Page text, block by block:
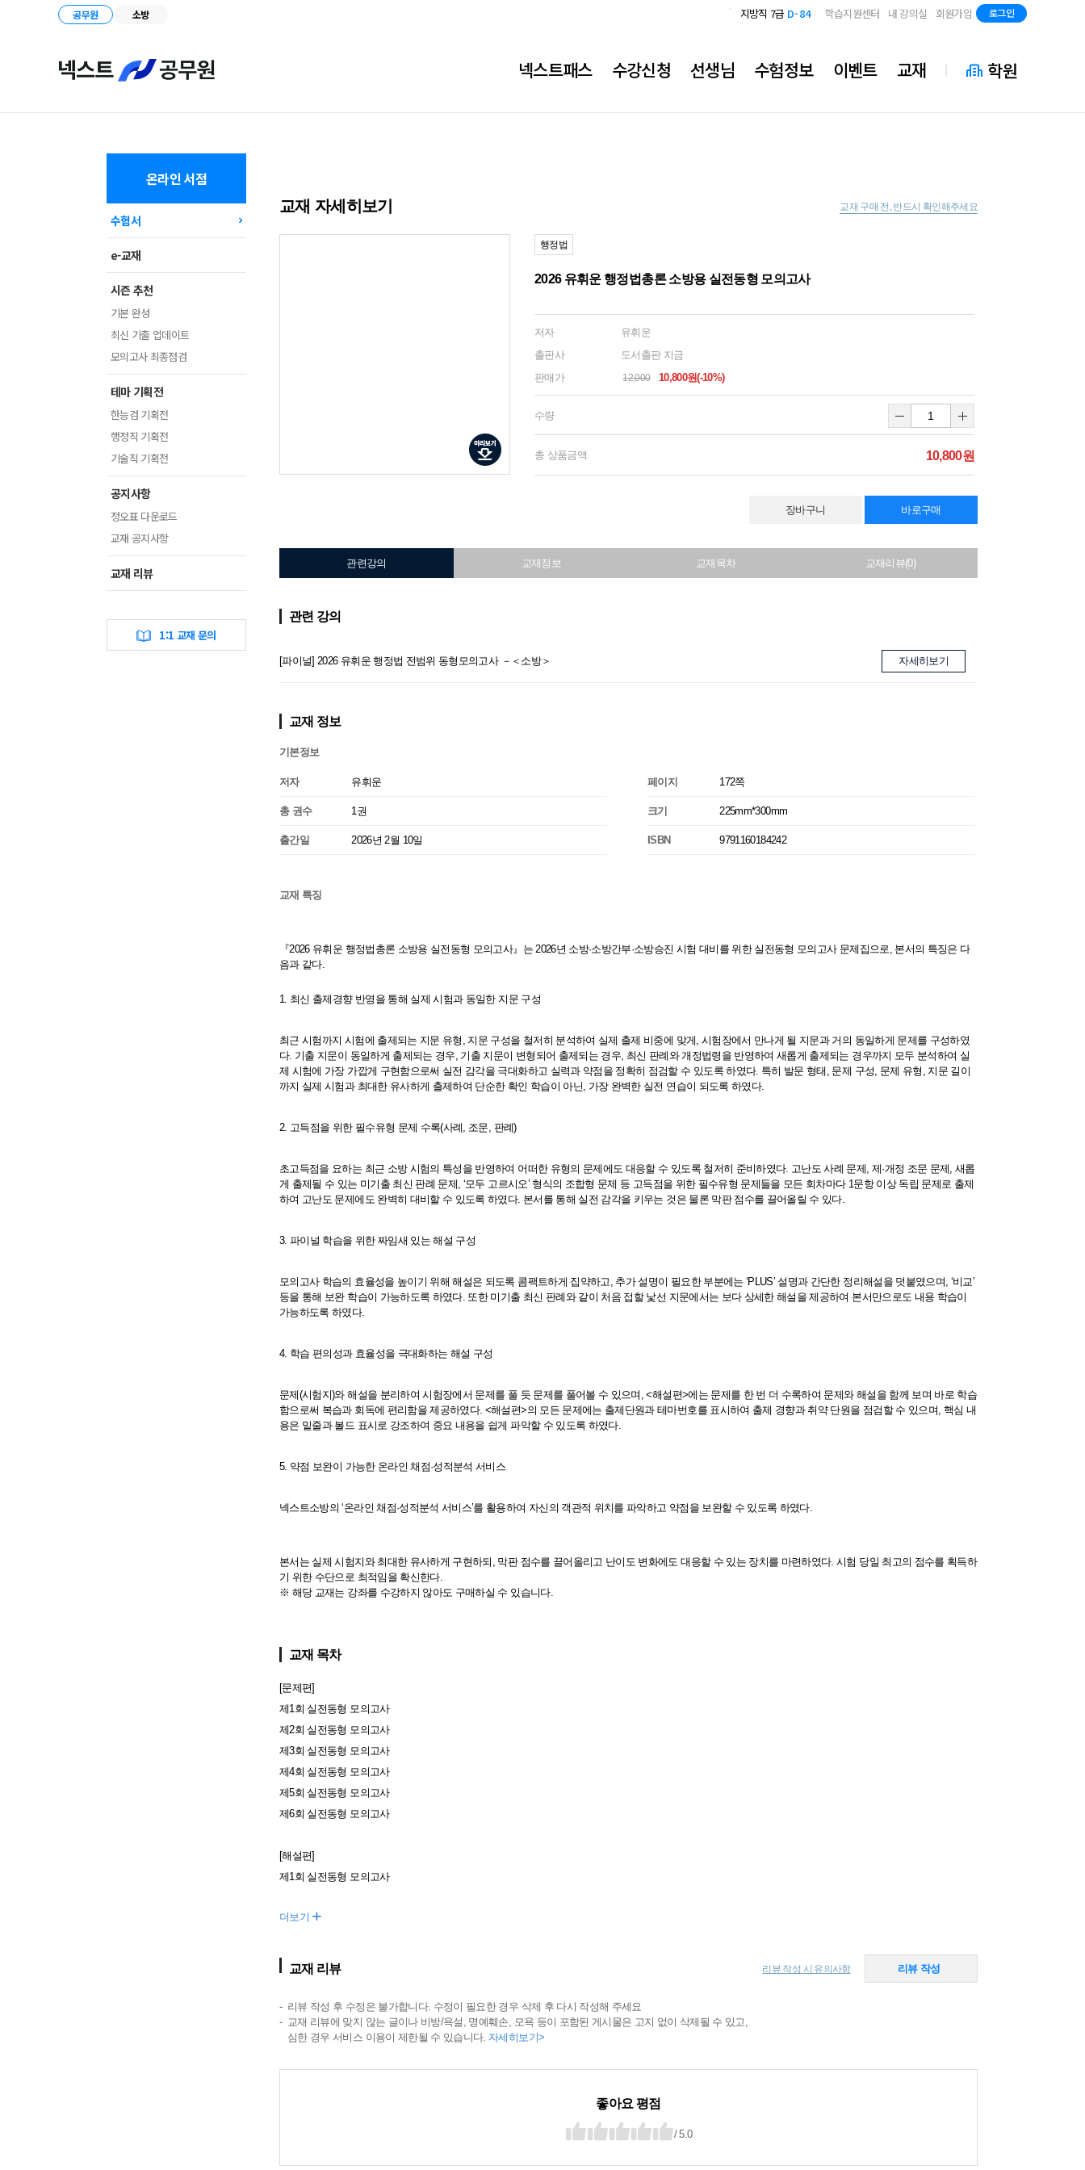
공무원 소방 학습지원센터 내 강의실 회원가입 로그인
국가직 7급 2차 D-42
지방직 7급
넥스트패스 수강신청 선생님 수험정보 이벤트 교재 학원
온라인 서점
수험서
e-교재
시즌 추천
기본 완성
최신 기출 업데이트
모의고사 최종점검
테마 기획전
한능검 기획전
행정직 기획전
기술직 기획전
공지사항
정오표 다운로드
교재 공지사항
교재 리뷰
1:1 교재 문의
교재 자세히보기 교재 구매 전, 반드시 확인해주세요
행정법
2026 유휘운 행정법총론 소방용 실전동형 모의고사
저자
유휘운
출판사
도서출판 지금
판매가
12,000 10,800원(-10%)
수량
총 상품금액 10,800원
장바구니 바로구매
관련강의 교재정보 교재목차 교재리뷰(0)
관련 강의
[파이널] 2026 유휘운 행정법 전범위 동형모의고사 －＜소방＞ 자세히보기
교재 정보
기본정보
저자 유휘운
총 권수 1권
출간일 2026년 2월 10일
페이지 172쪽
크기 225mm*300mm
ISBN 9791160184242
교재 특징
『2026 유휘운 행정법총론 소방용 실전동형 모의고사』는 2026년 소방·소방간부·소방승진 시험 대비를 위한 실전동형 모의고사 문제집으로, 본서의 특징은 다
음과 같다.
1. 최신 출제경향 반영을 통해 실제 시험과 동일한 지문 구성
최근 시험까지 시험에 출제되는 지문 유형, 지문 구성을 철저히 분석하여 실제 출제 비중에 맞게, 시험장에서 만나게 될 지문과 거의 동일하게 문제를 구성하였
다. 기출 지문이 동일하게 출제되는 경우, 기출 지문이 변형되어 출제되는 경우, 최신 판례와 개정법령을 반영하여 새롭게 출제되는 경우까지 모두 분석하여 실
제 시험에 가장 가깝게 구현함으로써 실전 감각을 극대화하고 실력과 약점을 정확히 점검할 수 있도록 하였다. 특히 발문 형태, 문제 구성, 문제 유형, 지문 길이
까지 실제 시험과 최대한 유사하게 출제하여 단순한 확인 학습이 아닌, 가장 완벽한 실전 연습이 되도록 하였다.
2. 고득점을 위한 필수유형 문제 수록(사례, 조문, 판례)
초고득점을 요하는 최근 소방 시험의 특성을 반영하여 어떠한 유형의 문제에도 대응할 수 있도록 철저히 준비하였다. 고난도 사례 문제, 제·개정 조문 문제, 새롭
게 출제될 수 있는 미기출 최신 판례 문제, ‘모두 고르시오’ 형식의 조합형 문제 등 고득점을 위한 필수유형 문제들을 모든 회차마다 1문항 이상 독립 문제로 출제
하여 고난도 문제에도 완벽히 대비할 수 있도록 하였다. 본서를 통해 실전 감각을 키우는 것은 물론 막판 점수를 끌어올릴 수 있다.
3. 파이널 학습을 위한 짜임새 있는 해설 구성
모의고사 학습의 효율성을 높이기 위해 해설은 되도록 콤팩트하게 집약하고, 추가 설명이 필요한 부분에는 ‘PLUS’ 설명과 간단한 정리해설을 덧붙였으며, ‘비교’
등을 통해 보완 학습이 가능하도록 하였다. 또한 미기출 최신 판례와 같이 처음 접할 낯선 지문에서는 보다 상세한 해설을 제공하여 본서만으로도 내용 학습이
가능하도록 하였다.
4. 학습 편의성과 효율성을 극대화하는 해설 구성
문제(시험지)와 해설을 분리하여 시험장에서 문제를 풀 듯 문제를 풀어볼 수 있으며, <해설편>에는 문제를 한 번 더 수록하여 문제와 해설을 함께 보며 바로 학습
함으로써 복습과 회독에 편리함을 제공하였다. <해설편>의 모든 문제에는 출제단원과 테마번호를 표시하여 출제 경향과 취약 단원을 점검할 수 있으며, 핵심 내
용은 밑줄과 볼드 표시로 강조하여 중요 내용을 쉽게 파악할 수 있도록 하였다.
5. 약점 보완이 가능한 온라인 채점·성적분석 서비스
넥스트소방의 ‘온라인 채점·성적분석 서비스’를 활용하여 자신의 객관적 위치를 파악하고 약점을 보완할 수 있도록 하였다.
본서는 실제 시험지와 최대한 유사하게 구현하되, 막판 점수를 끌어올리고 난이도 변화에도 대응할 수 있는 장치를 마련하였다. 시험 당일 최고의 점수를 획득하
기 위한 수단으로 최적임을 확신한다.
※ 해당 교재는 강좌를 수강하지 않아도 구매하실 수 있습니다.
교재 목차
[문제편]
제1회 실전동형 모의고사
제2회 실전동형 모의고사
제3회 실전동형 모의고사
제4회 실전동형 모의고사
제5회 실전동형 모의고사
제6회 실전동형 모의고사
[해설편]
제1회 실전동형 모의고사
더보기 +
교재 리뷰 리뷰 작성 시 유의사항 리뷰 작성
리뷰 작성 후 수정은 불가합니다. 수정이 필요한 경우 삭제 후 다시 작성해 주세요
교재 리뷰에 맞지 않는 글이나 비방/욕설, 명예훼손, 모욕 등이 포함된 게시물은 고지 없이 삭제될 수 있고,
심한 경우 서비스 이용이 제한될 수 있습니다. 자세히보기>
좋아요 평점
/ 5.0